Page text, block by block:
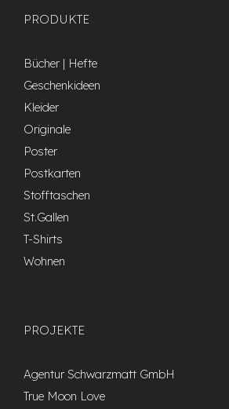
PRODUKTE
Bücher | Hefte
Geschenkideen
Kleider
Originale
Poster
Postkarten
Stofftaschen
St.Gallen
T-Shirts
Wohnen
PROJEKTE
Agentur Schwarzmatt GmbH
True Moon Love